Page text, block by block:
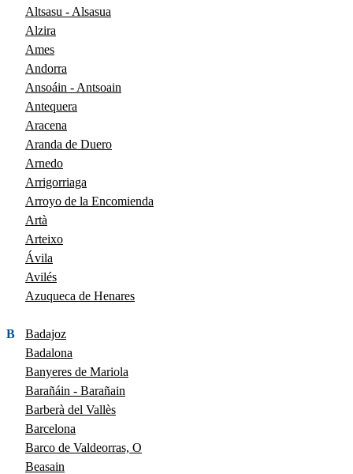
Altsasu - Alsasua
Alzira
Ames
Andorra
Ansoáin - Antsoain
Antequera
Aracena
Aranda de Duero
Arnedo
Arrigorriaga
Arroyo de la Encomienda
Artà
Arteixo
Ávila
Avilés
Azuqueca de Henares
B
Badajoz
Badalona
Banyeres de Mariola
Barañáin - Barañain
Barberà del Vallès
Barcelona
Barco de Valdeorras, O
Beasain